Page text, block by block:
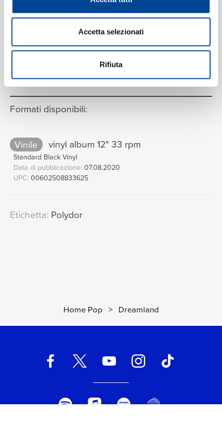
Accetta selezionati
Rifiuta
Glass Animals
((home movie: shoes on))
Glass Animals
Glass Animals
Formati disponibili:
Vinile vinyl album 12" 33 rpm
Standard Black Vinyl
Data di pubblicazione: 07.08.2020
UPC: 00602508833625
Etichetta: Polydor
Home Pop > Dreamland